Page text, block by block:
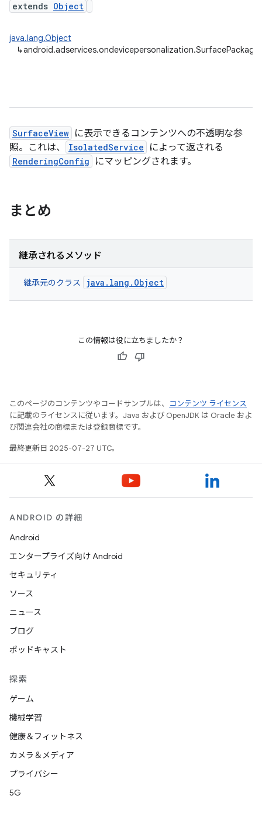
extends Object
java.lang.Object
↳
SurfaceView に表示できるコンテンツへの不透明な参
照。これは、
IsolatedService によって返される
RenderingConfig にマッピングされます。
まとめ
継承されるメソッド
継承元のクラス java.lang.Object
この情報は役に立ちましたか？
このページのコンテンツやコードサンプルは、
コンテンツ ライセンス
に記載のライセンスに従います。Java および OpenJDK は Oracle およ
び関連会社の商標または登録商標です。
最終更新日 2025-07-27 UTC。
ANDROID の詳細
Android
エンタープライズ向け Android
セキュリティ
ソース
ニュース
ブログ
ポッドキャスト
探索
ゲーム
機械学習
健康＆フィットネス
カメラ＆メディア
プライバシー
5G